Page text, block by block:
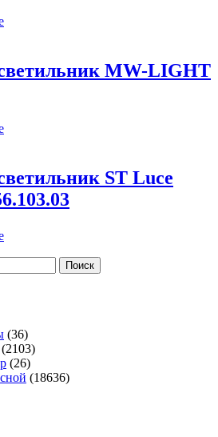
MW-LIGHT
ST Luce
(36)
(2103)
(26)
(18636)